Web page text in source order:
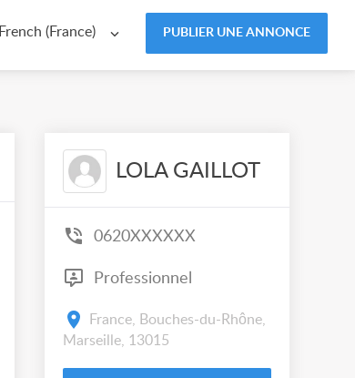
French (France) PUBLIER UNE ANNONCE
LOLA GAILLOT
0620XXXXXX
Professionnel
France, Bouches-du-Rhône,
Marseille, 13015